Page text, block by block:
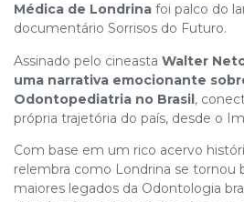
Médica de Londrina foi palco do
documentário Sorrisos do Futuro.
Assinado pelo cineasta Walter
uma narrativa emocionante
Odontopediatria no Brasil,
própria trajetória do país, desde o
Com base em um rico acervo
relembra como Londrina se tornou
maiores legados da Odontologia